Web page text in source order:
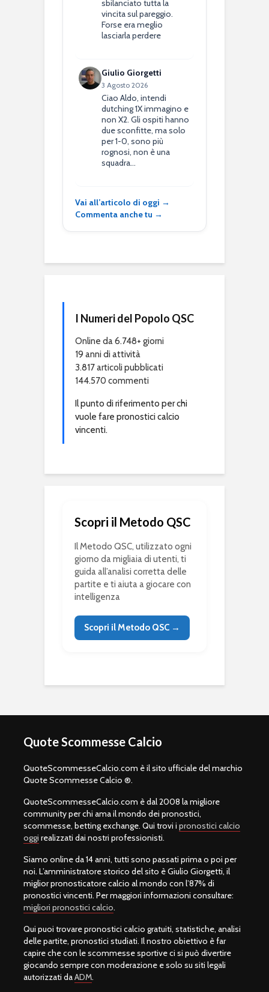
sbilanciato tutta la
vincita sul pareggio.
Forse era meglio
lasciarla perdere
Giulio Giorgetti
3 Agosto 2026
Ciao Aldo, intendi
dutching 1X immagino e
non X2. Gli ospiti hanno
due sconfitte, ma solo
per 1-0, sono più
rognosi, non è una
squadra…
Vai all’articolo di oggi →
Commenta anche tu →
I Numeri del Popolo QSC
Online da 6.748+ giorni
19 anni di attività
3.817 articoli pubblicati
144.570 commenti
Il punto di riferimento per chi
vuole fare pronostici calcio
vincenti.
Scopri il Metodo QSC
Il Metodo QSC, utilizzato ogni
giorno da migliaia di utenti, ti
guida all’analisi corretta delle
partite e ti aiuta a giocare con
intelligenza
Scopri il Metodo QSC →
Quote Scommesse Calcio
QuoteScommesseCalcio.com è il sito ufficiale del marchio
Quote Scommesse Calcio ®.
QuoteScommesseCalcio.com è dal 2008 la migliore
community per chi ama il mondo dei pronostici,
scommesse, betting exchange. Qui trovi i pronostici calcio
oggi realizzati dai nostri professionisti.
Siamo online da 14 anni, tutti sono passati prima o poi per
noi. L’amministratore storico del sito è Giulio Giorgetti, il
miglior pronosticatore calcio al mondo con l’87% di
pronostici vincenti. Per maggiori informazioni consultare:
migliori pronostici calcio.
Qui puoi trovare pronostici calcio gratuiti, statistiche, analisi
delle partite, pronostici studiati. Il nostro obiettivo è far
capire che con le scommesse sportive ci si può divertire
giocando sempre con moderazione e solo su siti legali
autorizzati daADM.